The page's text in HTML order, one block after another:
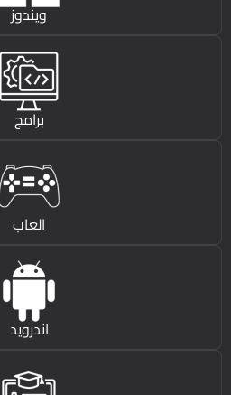
ويندوز
برامج
العاب
اندرويد